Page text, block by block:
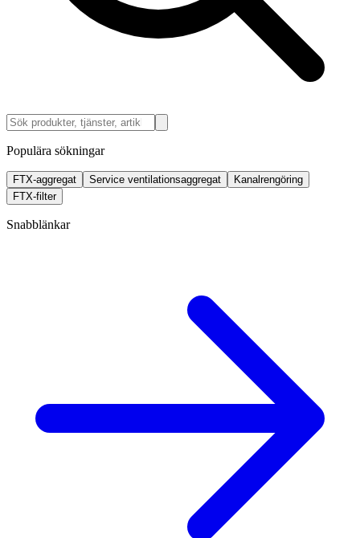
Populära sökningar
FTX-aggregat Service ventilationsaggregat
Kanalrengöring
FTX-filter
Snabblänkar